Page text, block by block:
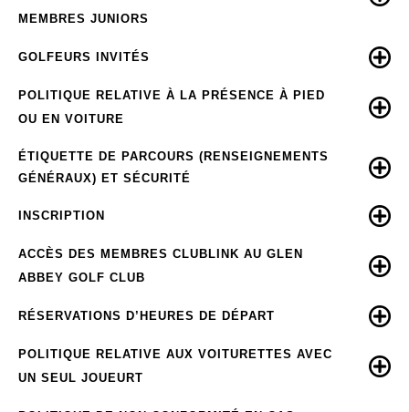
MEMBRES JUNIORS
GOLFEURS INVITÉS
POLITIQUE RELATIVE À LA PRÉSENCE À PIED
OU EN VOITURE
ÉTIQUETTE DE PARCOURS (RENSEIGNEMENTS
GÉNÉRAUX) ET SÉCURITÉ
INSCRIPTION
ACCÈS DES MEMBRES CLUBLINK AU GLEN
ABBEY GOLF CLUB
RÉSERVATIONS D’HEURES DE DÉPART
POLITIQUE RELATIVE AUX VOITURETTES AVEC
UN SEUL JOUEURT